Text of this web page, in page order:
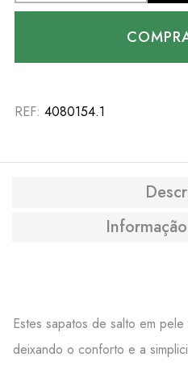
REF: 4080154.1
Estes sapatos de salto em
deixando o conforto e a